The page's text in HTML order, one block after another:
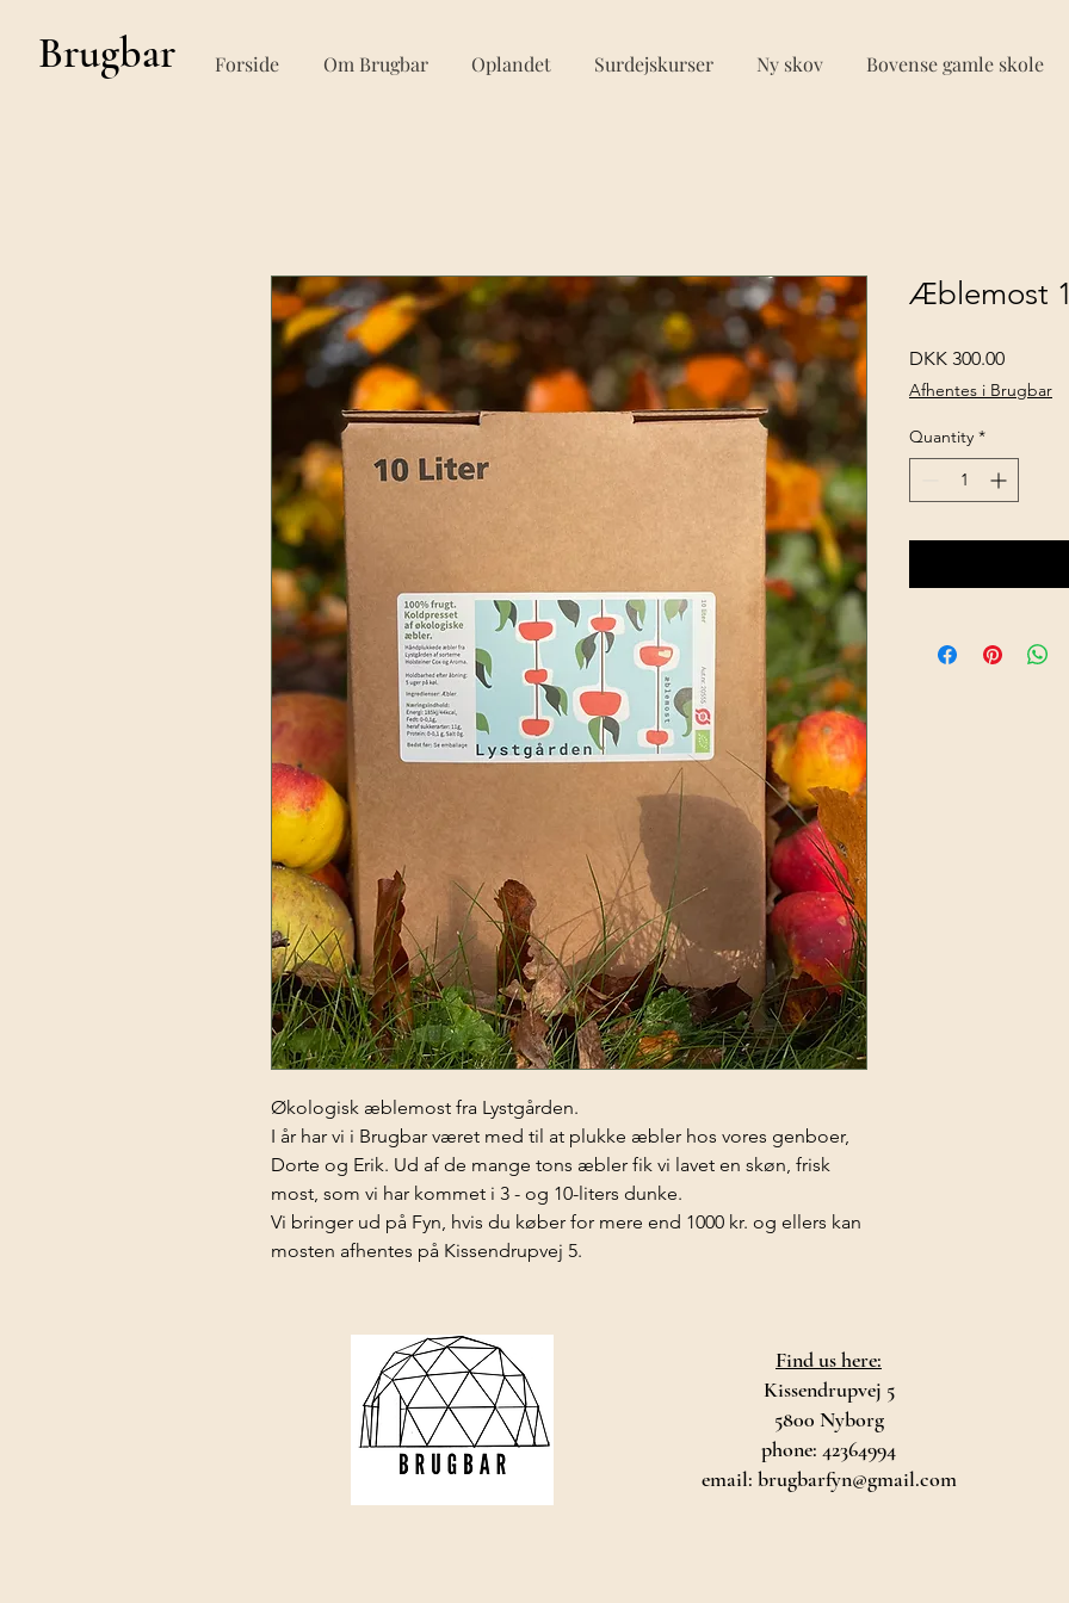
Brugbar Forside Om Brugbar Oplandet Surdejskurser Ny skov Bovense gamle skole
Økologisk æblemost fra Lystgården.
I år har vi i Brugbar været med til at plukke æbler hos vores genboer,
Dorte og Erik. Ud af de mange tons æbler fik vi lavet en skøn, frisk
most, som vi har kommet i 3 - og 10-liters dunke.
Vi bringer ud på Fyn, hvis du køber for mere end 1000 kr. og ellers kan
mosten afhentes på Kissendrupvej 5.
Æblemost
DKK 300.00Price
Afhentes i Brugbar
Quantity *
Find us here:
Kissendrupvej 5
5800 Nyborg
phone: 42364994
email: brugbarfyn@gmail.com